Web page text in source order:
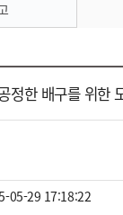
정한 배구를 위한
05-29 17:18:22